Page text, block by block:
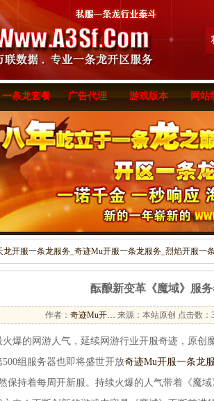
一条龙套餐 广告代理 游戏版本 网站
龙开服一条龙服务_奇迹Mu开服一条龙服务_烈焰开服一
酝酿新变革《魔域》服
作者： 奇迹Mu开… 来源：本站原创 点击数：
的网游人气，延续网游行业开服奇迹，原创
组服务器也即将盛世开放奇迹Mu开服一条龙
保持着每周开新服。持续火爆的人气带着《魔